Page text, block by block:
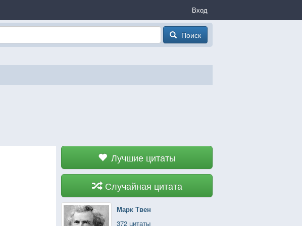
Вход
Поиск
Лучшие цитаты
Случайная цитата
Марк Твен
372 цитаты